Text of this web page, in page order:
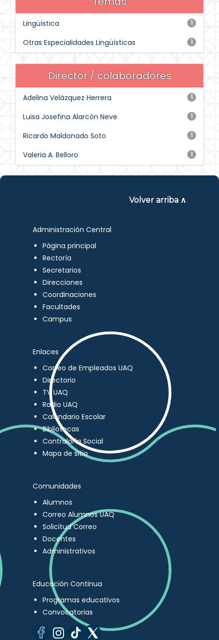
1
Lingüística
1
Otras Especialidades Lingüísticas
Director / colaboradores
1
Adelina Velázquez Herrera
1
Luisa Josefina Alarcón Neve
1
Ricardo Maldonado Soto
1
Valeria A. Belloro
Volver arriba ∧
Administración Central
Página principal
Rectoría
Secretarios
Direcciones
Coordinaciones
Facultades
Campus
Enlaces
Correo de Empleados UAQ
Directorio
TV UAQ
Radio UAQ
Calendario Escolar
Bibliotecas
Contraloría Social
Mapa de sitio
Comunidades
Alumnos
Correo Alumnos UAQ
Solicitud Correo
Docentes
Administrativos
Educación Continua
Programas educativos
Convocatorias